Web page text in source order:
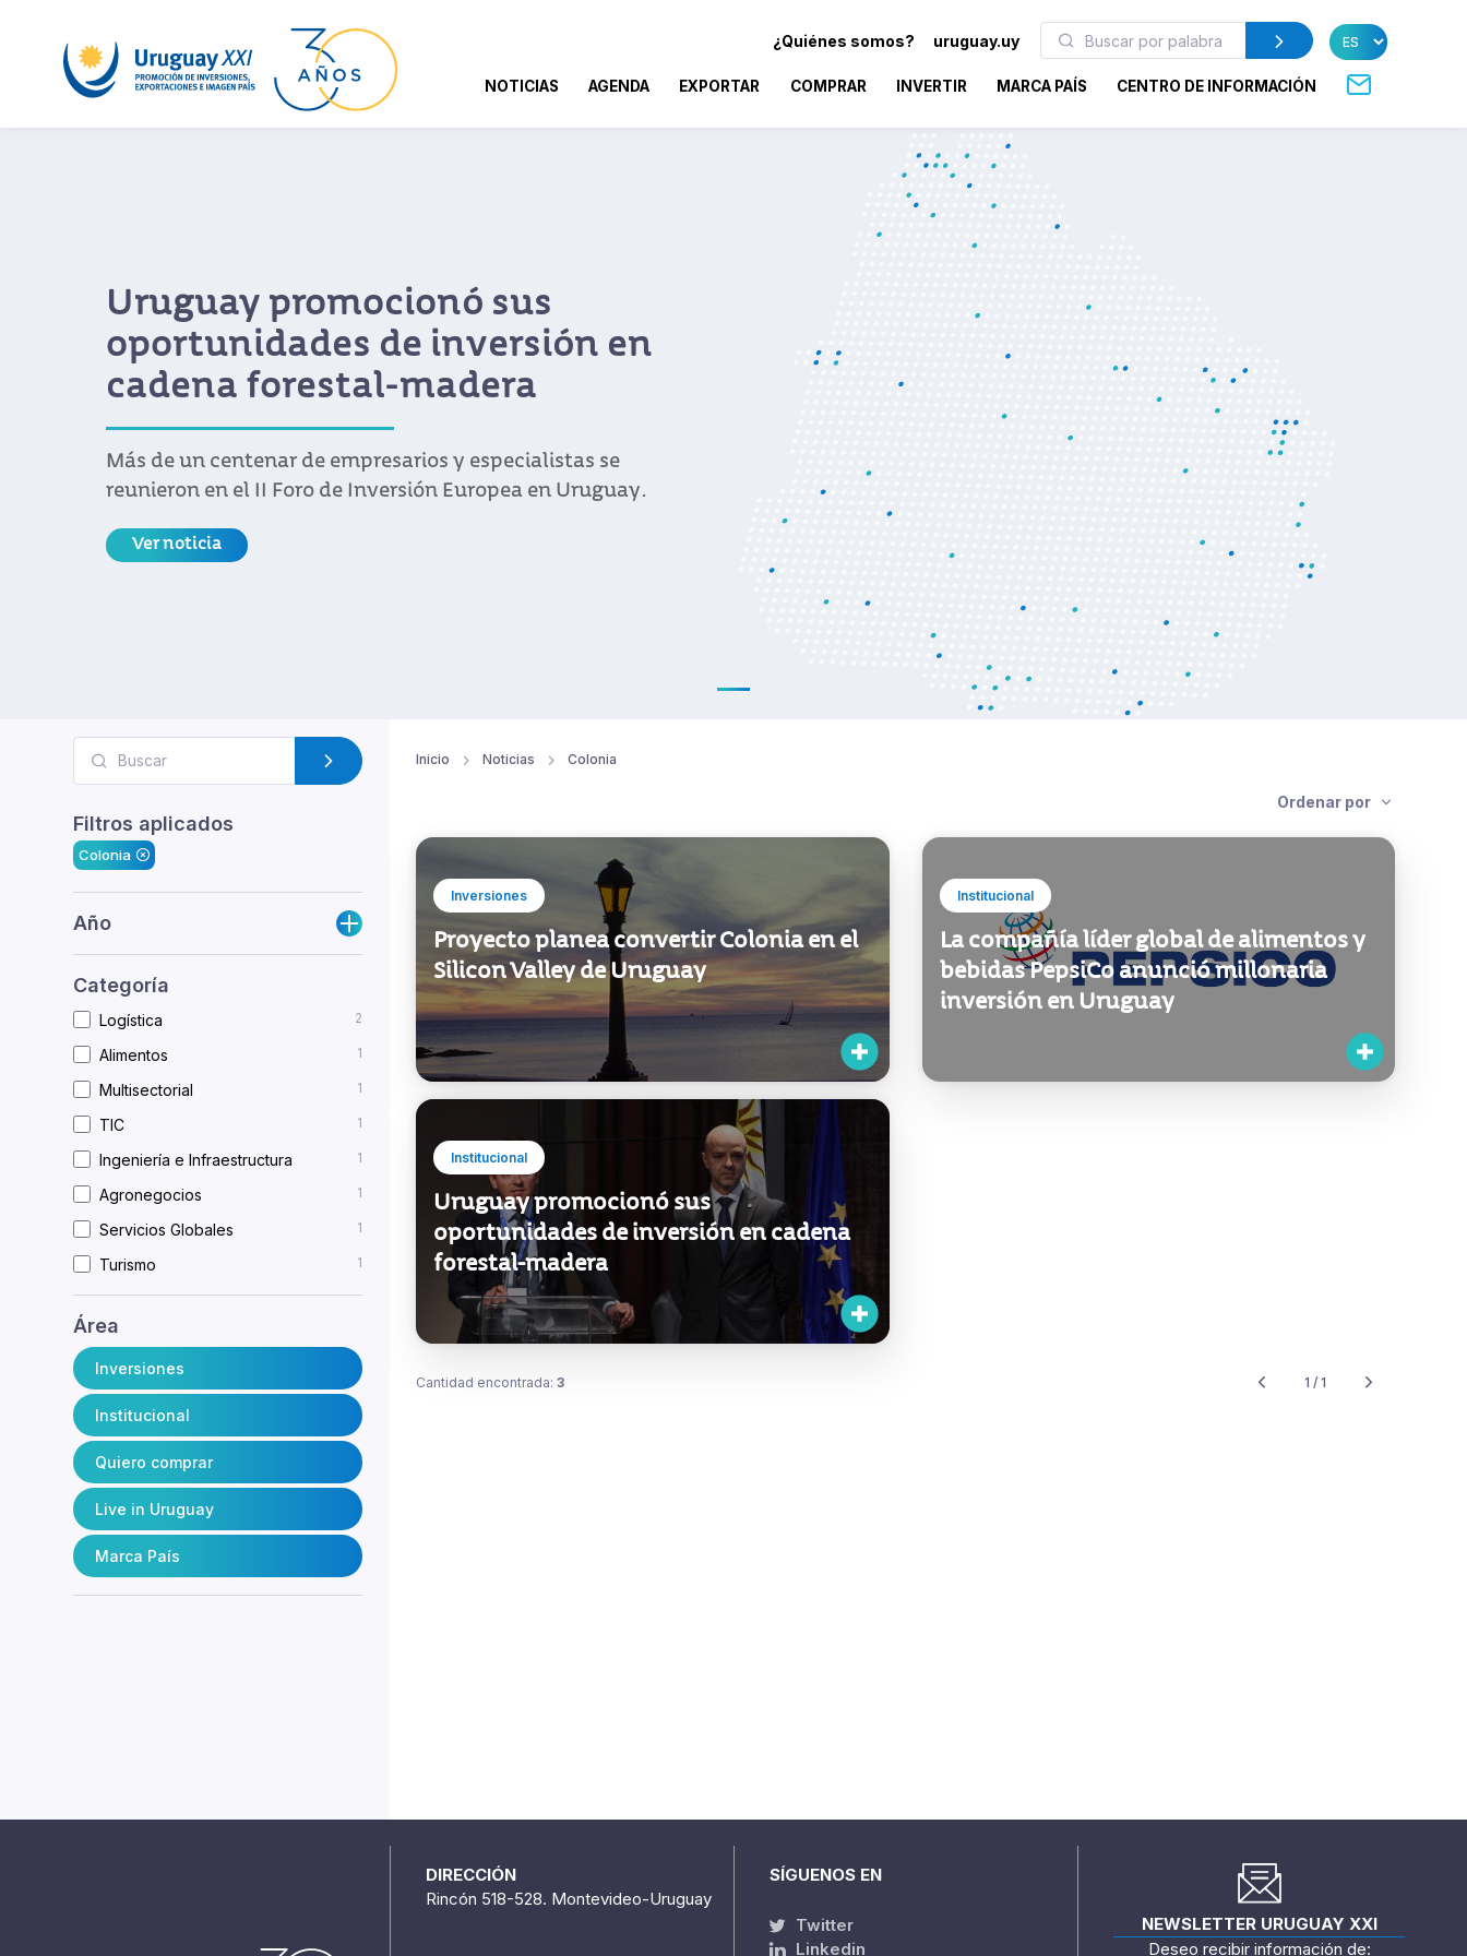
¿Quiénes somos? uruguay.uy
NOTICIAS AGENDA EXPORTAR COMPRAR INVERTIR MARCA PAÍS CENTRO DE INFORMACIÓN
Uruguay promocionó sus
oportunidades de inversión en
cadena forestal-madera
Más de un centenar de empresarios y especialistas se
reunieron en el II Foro de Inversión Europea en Uruguay.
Ver noticia
Filtros aplicados
Colonia
Año
Categoría
Logística 2
Alimentos 1
Multisectorial 1
TIC 1
Ingeniería e Infraestructura 1
Agronegocios 1
Servicios Globales 1
Turismo 1
Área
Inversiones
Institucional
Quiero comprar
Live in Uruguay
Marca País
Inicio Noticias Colonia
Ordenar por
Inversiones
Proyecto planea convertir Colonia en el
Silicon Valley de Uruguay
Institucional
La compañía líder global de alimentos y
bebidas PepsiCo anunció millonaria
inversión en Uruguay
Institucional
Uruguay promocionó sus
oportunidades de inversión en cadena
forestal-madera
Cantidad encontrada: 3 1 / 1
DIRECCIÓN
Rincón 518-528. Montevideo-Uruguay
SÍGUENOS EN
Twitter
Linkedin
NEWSLETTER URUGUAY XXI
Deseo recibir información de: